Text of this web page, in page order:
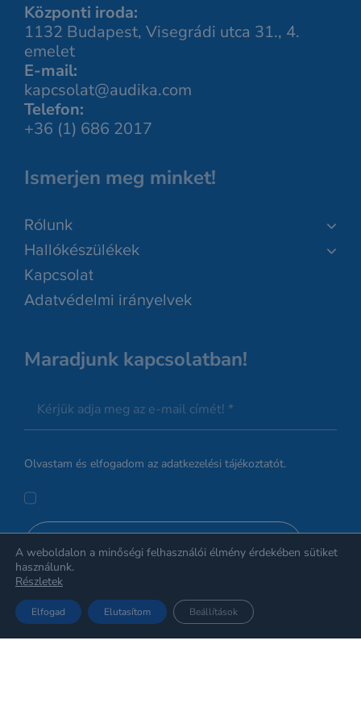
Központi iroda:
1132 Budapest, Visegrádi utca 31., 4.
emelet
E-mail:
kapcsolat@audika.com
Telefon:
+36 (1) 686 2017
Ismerjen meg minket!
Rólunk
Hallókészülékek
Kapcsolat
Adatvédelmi irányelvek
Maradjunk kapcsolatban!
Olvastam és elfogadom az adatkezelési tájékoztatót.
Kérem a hírleveleket!
A weboldalon a minőségi felhasználói élmény érdekében sütiket
használunk.
Részletek
Elfogad Elutasítom Beállítások